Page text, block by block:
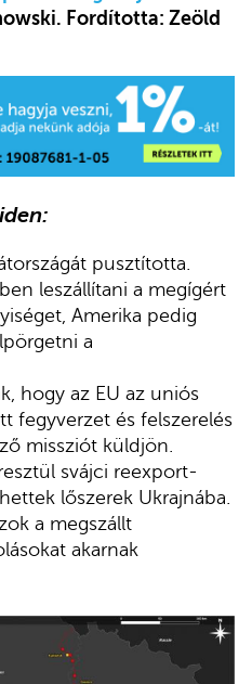
Fordította: Zeöld
pusztította.
leszállítani a megígért
Amerika pedig
a
hogy az EU az uniós
fegyverzet és felszerelés
missziót küldjön.
svájci reexport-
lőszerek Ukrajnába.
a megszállt
akarnak